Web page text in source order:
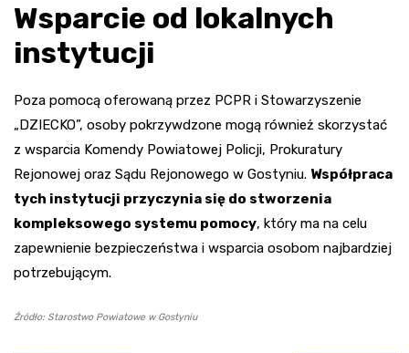
Wsparcie od lokalnych
instytucji
Poza pomocą oferowaną przez PCPR i Stowarzyszenie
„DZIECKO”, osoby pokrzywdzone mogą również skorzystać
z wsparcia Komendy Powiatowej Policji, Prokuratury
Rejonowej oraz Sądu Rejonowego w Gostyniu. Współpraca
tych instytucji przyczynia się do stworzenia
kompleksowego systemu pomocy, który ma na celu
zapewnienie bezpieczeństwa i wsparcia osobom najbardziej
potrzebującym.
Źródło: Starostwo Powiatowe w Gostyniu